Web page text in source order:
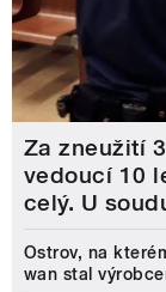
Za zneužití
vedoucí 10
celý. U
Ostrov, na
wan stal